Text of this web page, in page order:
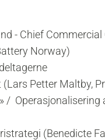
- Chief Commercial
Norway)
Petter Maltby,
/ Operasjonalisering
(Benedicte